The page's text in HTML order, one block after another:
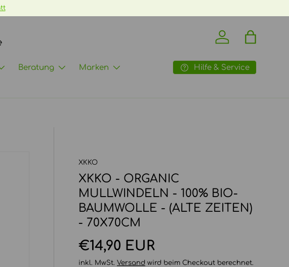
Einloggen
Beratung Marken Hilfe & Service
XKKO
XKKO - ORGANIC
MULLWINDELN - 100% BIO-
BAUMWOLLE - (ALTE ZEITEN)
- 70X70CM
Normaler Preis
€14,90 EUR
inkl. MwSt. Versand wird beim Checkout berechnet.